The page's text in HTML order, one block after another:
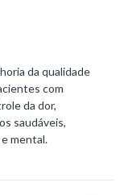
da qualidade
com
da dor,
saudáveis,
mental.